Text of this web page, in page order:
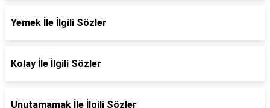
Yemek İle İlgili Sözler
Kolay İle İlgili Sözler
Unutamamak İle İlgili Sözler